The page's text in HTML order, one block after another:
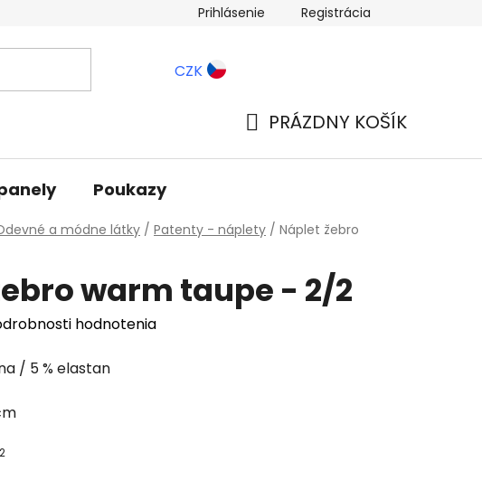
Blog
Prihlásenie Registrácia
CZK
PRÁZDNY KOŠÍK
Poukazy
a módne látky / Patenty - náplety / Náplet žebro
warm taupe - 2/2
hodnotenia
/ 5 % elastan
2